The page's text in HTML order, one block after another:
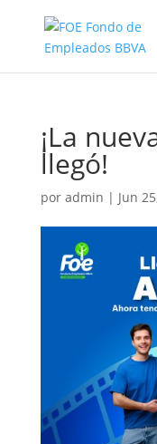
¡La
llegó!
por admin | Jun